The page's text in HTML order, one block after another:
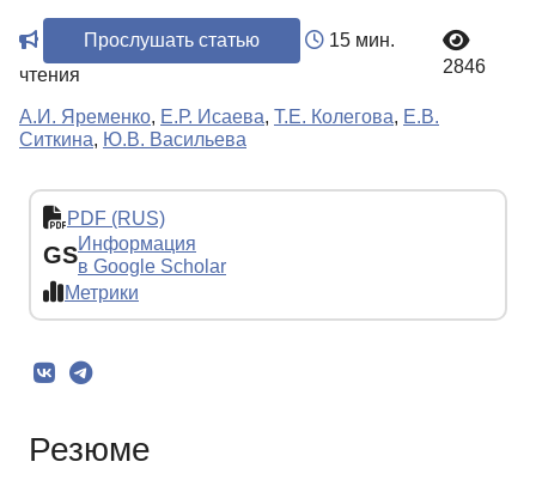
Прослушать статью
15 мин.
чтения
2846
А.И. Яременко, Е.Р. Исаева, Т.Е. Колегова, Е.В.
Ситкина, Ю.В. Васильева
PDF (RUS)
GSИнформация
в Google Scholar
Метрики
Резюме